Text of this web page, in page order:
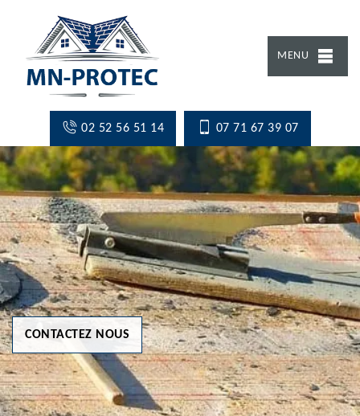
MENU
02 52 56 51 14 07 71 67 39 07
CONTACTEZ NOUS